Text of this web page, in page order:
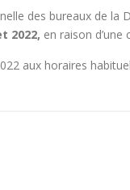
des bureaux de la
2022, en raison
aux horaires